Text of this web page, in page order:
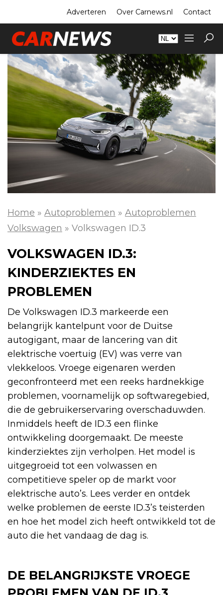
Adverteren Over Carnews.nl Contact
Home » Autoproblemen » Autoproblemen
Volkswagen » Volkswagen ID.3
VOLKSWAGEN ID.3:
KINDERZIEKTES EN
PROBLEMEN
De Volkswagen ID.3 markeerde een
belangrijk kantelpunt voor de Duitse
autogigant, maar de lancering van dit
elektrische voertuig (EV) was verre van
vlekkeloos. Vroege eigenaren werden
geconfronteerd met een reeks hardnekkige
problemen, voornamelijk op softwaregebied,
die de gebruikerservaring overschaduwden.
Inmiddels heeft de ID.3 een flinke
ontwikkeling doorgemaakt. De meeste
kinderziektes zijn verholpen. Het model is
uitgegroeid tot een volwassen en
competitieve speler op de markt voor
elektrische auto’s. Lees verder en ontdek
welke problemen de eerste ID.3’s teisterden
en hoe het model zich heeft ontwikkeld tot de
auto die het vandaag de dag is.
DE BELANGRIJKSTE VROEGE